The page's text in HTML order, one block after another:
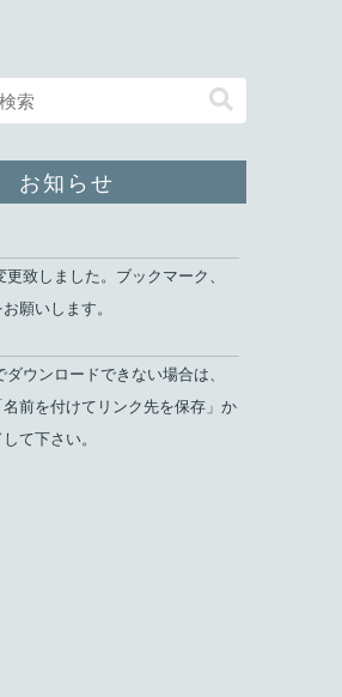
お知らせ
致しました。ブックマーク、
願いします。
ウンロードできない場合は、
前を付けてリンク先を保存」か
て下さい。